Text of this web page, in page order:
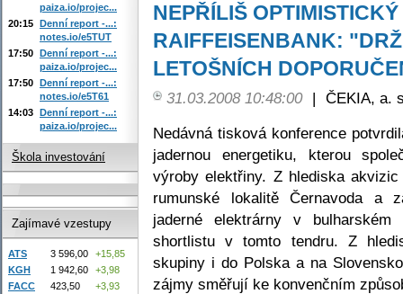
NEPŘÍLIŠ
RAIFFEISENBANK:
LETOŠNÍCH
31.03.2008 10:48:00 | ČEKIA, a.
Nedávná tisková konference
jadernou energetiku, kterou
výroby elektřiny. Z hlediska
rumunské lokalitě Černavoda a
jaderné elektrárny v
shortlistu v tomto tendru. Z
skupiny i do Polska a na
zájmy směřují ke konvenčním
paiza.io/projec...
20:15 Denní report -...:
notes.io/e5TUT
17:50 Denní report -...:
paiza.io/projec...
17:50 Denní report -...:
notes.io/e5T61
14:03 Denní report -...:
paiza.io/projec...
Škola investování
Zajímavé vzestupy
ATS 3 596,00
+15,85
KGH
1 942,60
+3,98
FACC
423,50
+3,93